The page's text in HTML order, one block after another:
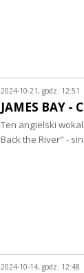
2024-10-21, godz. 12:51
JAMES BAY -
Ten angielski
Back the River" -
2024-10-14, godz. 12:48